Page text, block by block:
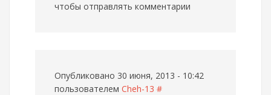
чтобы отправлять комментарии
Опубликовано 30 июня, 2013 - 10:42
пользователем Cheh-13 #